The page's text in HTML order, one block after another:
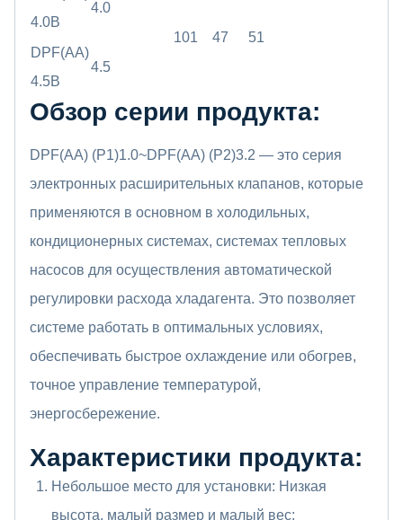
4.0B
4.0
101
47
51
DPF(AA)
4.5B
4.5
Обзор серии продукта:
DPF(AA) (P1)1.0~DPF(AA) (P2)3.2 — это серия
электронных расширительных клапанов, которые
применяются в основном в холодильных,
кондиционерных системах, системах тепловых
насосов для осуществления автоматической
регулировки расхода хладагента. Это позволяет
системе работать в оптимальных условиях,
обеспечивать быстрое охлаждение или обогрев,
точное управление температурой,
энергосбережение.
Характеристики продукта:
Небольшое место для установки: Низкая
высота, малый размер и малый вес;